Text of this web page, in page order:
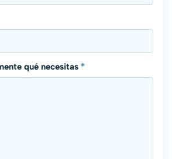
qué necesitas *